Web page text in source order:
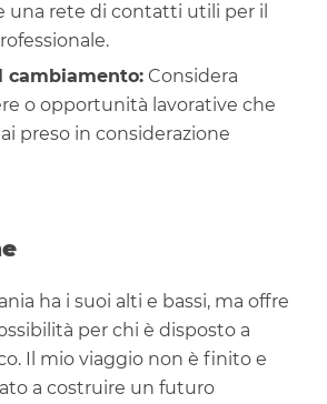
una rete di contatti utili per il
cambiamento:Considera
o opportunità lavorative che
preso in considerazione
ha i suoi alti e bassi, ma offre
per chi è disposto a
Il mio viaggio non è finito e
a costruire un futuro